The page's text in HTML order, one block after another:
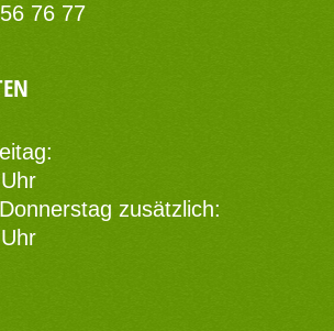
76 77
zusätzlich: